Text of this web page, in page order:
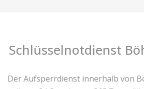
Schlüsselnotdienst
Der Aufsperrdienst innerhalb von